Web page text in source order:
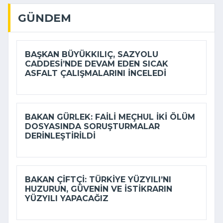
GÜNDEM
BAŞKAN BÜYÜKKILIÇ, SAZYOLU
CADDESI’NDE DEVAM EDEN SICAK
ASFALT ÇALIŞMALARINI INCELEDI
BAKAN GÜRLEK: FAILI MEÇHUL IKI ÖLÜM
DOSYASINDA SORUŞTURMALAR
DERINLEŞTIRILDI
BAKAN ÇIFTÇI: TÜRKIYE YÜZYILI’NI
HUZURUN, GÜVENIN VE ISTIKRARIN
YÜZYILI YAPACAĞIZ